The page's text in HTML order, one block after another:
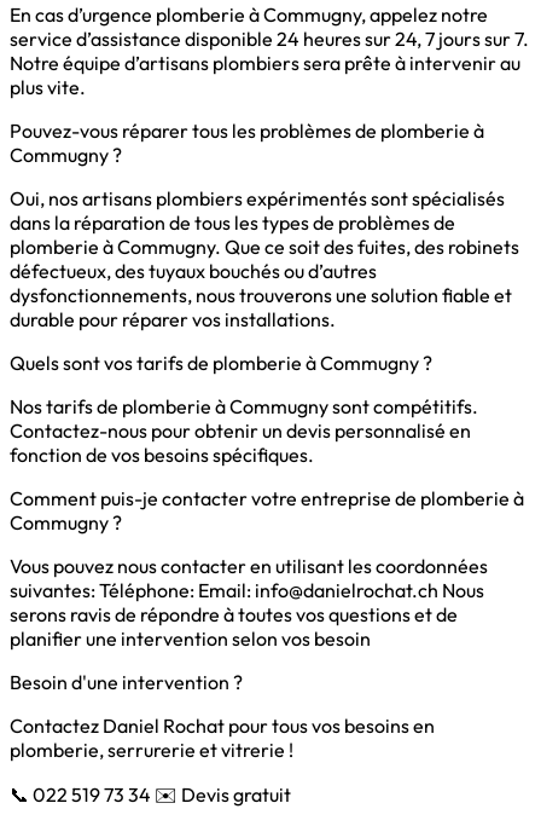
En cas d’urgence plomberie à Commugny, appelez notre
service d’assistance disponible 24 heures sur 24, 7 jours sur 7.
Notre équipe d’artisans plombiers sera prête à intervenir au
plus vite.
Pouvez-vous réparer tous les problèmes de plomberie à
Commugny ?
Oui, nos artisans plombiers expérimentés sont spécialisés
dans la réparation de tous les types de problèmes de
plomberie à Commugny. Que ce soit des fuites, des robinets
défectueux, des tuyaux bouchés ou d’autres
dysfonctionnements, nous trouverons une solution fiable et
durable pour réparer vos installations.
Quels sont vos tarifs de plomberie à Commugny ?
Nos tarifs de plomberie à Commugny sont compétitifs.
Contactez-nous pour obtenir un devis personnalisé en
fonction de vos besoins spécifiques.
Comment puis-je contacter votre entreprise de plomberie à
Commugny ?
Vous pouvez nous contacter en utilisant les coordonnées
suivantes: Téléphone: Email: info@danielrochat.ch Nous
serons ravis de répondre à toutes vos questions et de
planifier une intervention selon vos besoin
Besoin d'une intervention ?
Contactez Daniel Rochat pour tous vos besoins en
plomberie, serrurerie et vitrerie !
📞 022 519 73 34 ✉️ Devis gratuit